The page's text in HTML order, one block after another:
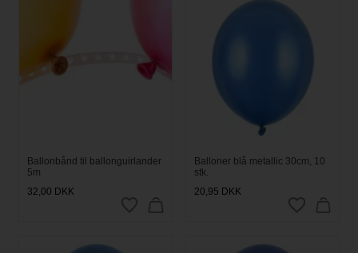
Ballonbånd til ballonguirlander
5m
32,00 DKK
Balloner blå metallic 30cm, 10
stk.
20,95 DKK